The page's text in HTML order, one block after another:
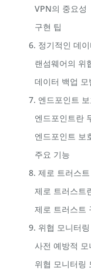
VPN의 중요성
구현 팁
6. 정기적인 데
랜섬웨어의 위
데이터 백업 모
7. 엔드포인트
엔드포인트란
엔드포인트 보
주요 기능
8. 제로 트러스
제로 트러스트
제로 트러스트
9. 위협 모니터
사전 예방적
위협 모니터링